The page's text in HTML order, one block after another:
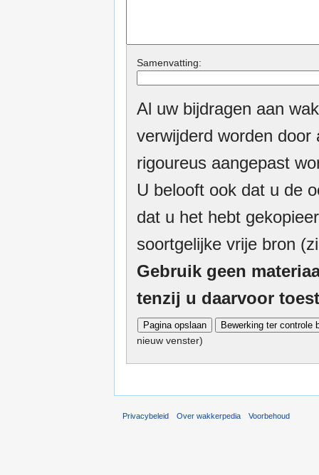
Samenvatting:
Al uw bijdragen aan
verwijderd worden
rigoureus aangepast
U belooft ook dat u de
dat u het hebt
soortgelijke vrije bron
Gebruik geen
tenzij u daarvoor
nieuw venster)
Privacybeleid Over wakkerpedia Voorbehoud